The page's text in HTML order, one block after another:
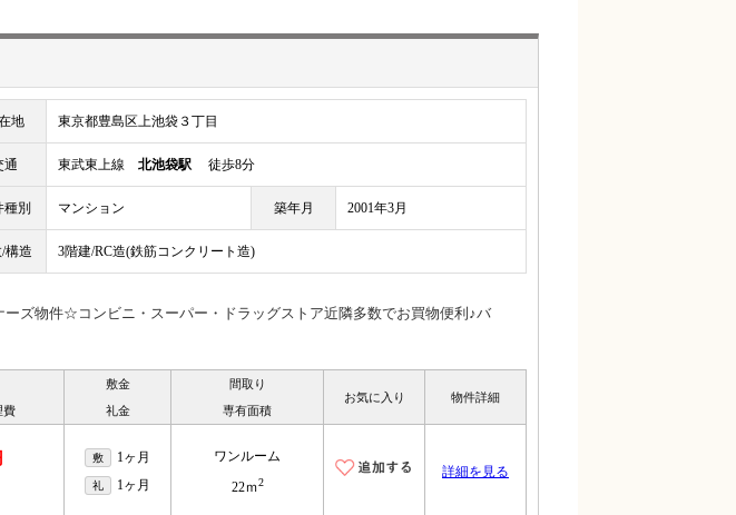
地 東京都豊島区上池袋３丁目
通 東武東上線 北池袋駅 徒歩8分
種別 マンション 築年月 2001年3月
構造 3階建/RC造(鉄筋コンクリート造)
ーズ物件☆コンビニ・スーパー・ドラッグストア近隣多数でお買物便利♪バ
費
敷金
礼金
間取り
専有面積
お気に入り 物件詳細
敷 1ヶ月
礼 1ヶ月
ワンルーム
22ｍ2
詳細を見る